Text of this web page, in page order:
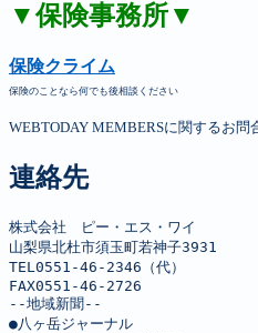
▼保険事務所▼
保険クライム
保険のことなら何でも後相談ください
WEBTODAY MEMBERSに関するお問
連絡先
株式会社　ピー・エス・ワイ
山梨県北杜市須玉町若神子3931
TEL0551-46-2346（代）
FAX0551-46-2726
--地域新聞--
●八ヶ岳ジャーナル